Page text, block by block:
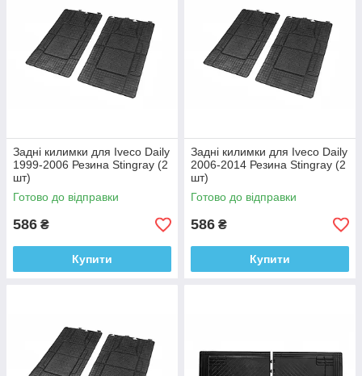
Задні килимки для Iveco Daily
1999-2006 Резина Stingray (2
шт)
Готово до відправки
586 ₴
Купити
Задні килимки для Iveco Daily
2006-2014 Резина Stingray (2
шт)
Готово до відправки
586 ₴
Купити